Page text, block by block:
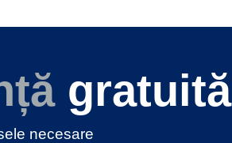
gratuită
necesare